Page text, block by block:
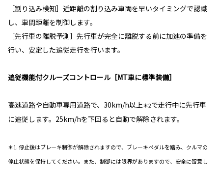
［割り込み検知］近距離の割り込み車両を早いタイミングで認識
し、車間距離を制御します。
［先行車の離脱予測］先行車が完全に離脱する前に加速の準備を
行い、安定した追従走行を行います。
追従機能付クルーズコントロール［MT車に標準装備］
高速道路や自動車専用道路で、30km/h以上＊2で走行中に先行車
に追従します。25km/hを下回ると自動で解除されます。
＊1. 停止後はブレーキ制御が解除されますので、ブレーキペダルを踏み、クルマの
停止状態を保持してください。また、制御には限界がありますので、安全に留意し